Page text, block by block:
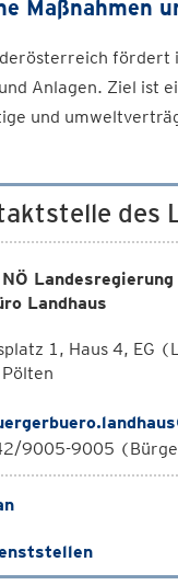
Maßnahmen
fördert
Anlagen. Ziel ist
und
des
Landesregierung
Landhaus
1, Haus 4, EG
9005-9005